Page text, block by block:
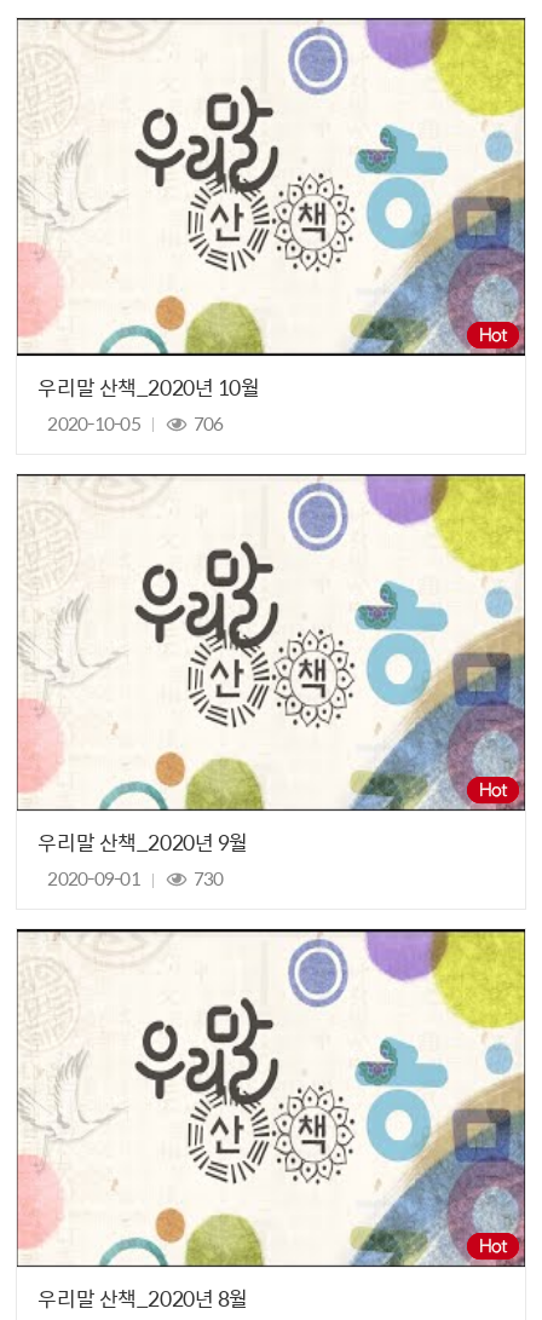
우리말 산책_2020년 10월
2020-10-05 706
우리말 산책_2020년 9월
2020-09-01 730
우리말 산책_2020년 8월